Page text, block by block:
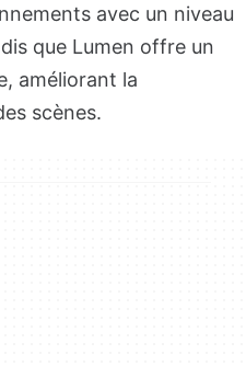
avec un niveau
que Lumen offre un
améliorant la
scènes.